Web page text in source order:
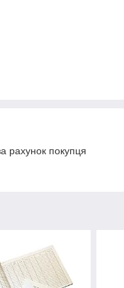
рахунок покупця